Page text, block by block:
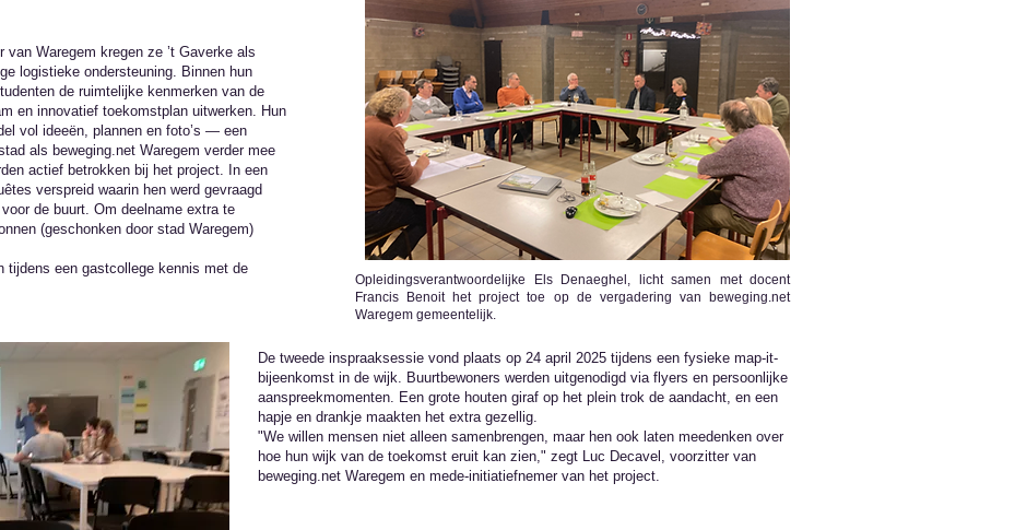
Waregem kregen ze ’t Gaverke als
logistieke ondersteuning. Binnen hun
de ruimtelijke kenmerken van de
en innovatief toekomstplan uitwerken. Hun
vol ideeën, plannen en foto’s — een
als beweging.net Waregem verder mee
actief betrokken bij het project. In een
verspreid waarin hen werd gevraagd
de buurt. Om deelname extra te
(geschonken door stad Waregem)
tijdens een gastcollege kennis met de
Opleidingsverantwoordelijke Els Denaeghel, licht samen met docent
Francis Benoit het project toe op de vergadering van beweging.net
Waregem gemeentelijk.
De tweede inspraaksessie vond plaats op 24 april 2025 tijdens een fysieke map-it-
bijeenkomst in de wijk. Buurtbewoners werden uitgenodigd via flyers en persoonlijke
aanspreekmomenten. Een grote houten giraf op het plein trok de aandacht, en een
hapje en drankje maakten het extra gezellig.
"We willen mensen niet alleen samenbrengen, maar hen ook laten meedenken over
hoe hun wijk van de toekomst eruit kan zien," zegt Luc Decavel, voorzitter van
beweging.net Waregem en mede-initiatiefnemer van het project.